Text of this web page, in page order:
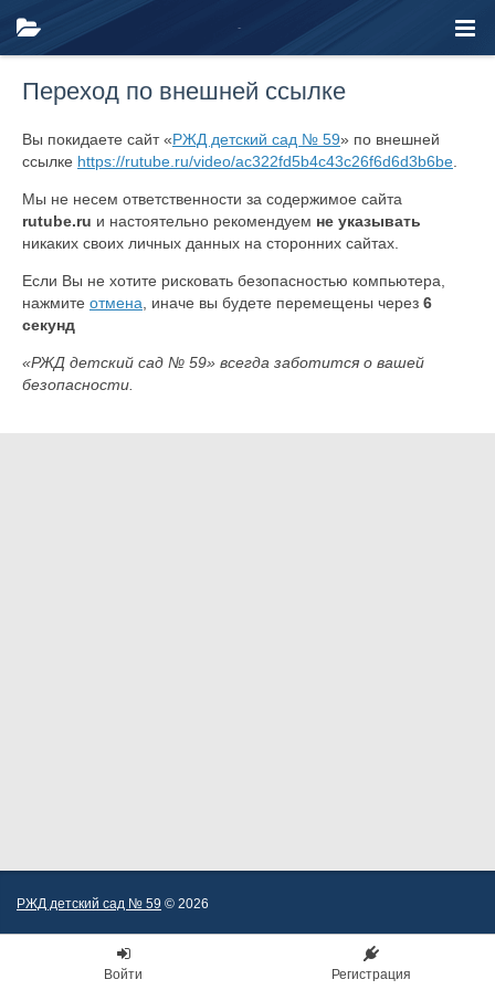
Переход по внешней ссылке
Вы покидаете сайт «РЖД детский сад № 59» по внешней
ссылке https://rutube.ru/video/ac322fd5b4c43c26f6d6d3b6be
Мы не несем ответственности за содержимое сайта
rutube.ru и настоятельно рекомендуем не указывать
никаких своих личных данных на сторонних сайтах.
Если Вы не хотите рисковать безопасностью компьютера,
нажмите отмена , иначе вы будете перемещены через 6
секунд
«РЖД детский сад № 59» всегда заботится о вашей
безопасности.
РЖД детский сад № 59 © 2026
Войти Регистрация